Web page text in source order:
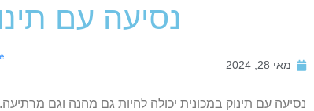
נסיעה עם
מאי 28, 2024
נסיעה עם תינוק במכונית יכולה להיות גם מהנה וגם